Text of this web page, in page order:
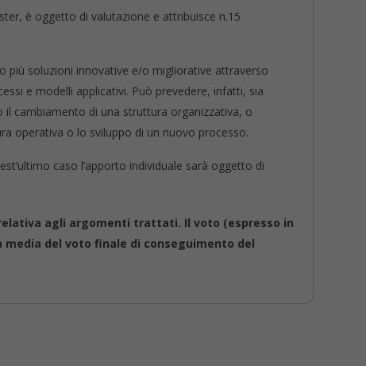
è oggetto di valutazione e attribuisce n.15
più soluzioni innovative e/o migliorative attraverso
e modelli applicativi. Può prevedere, infatti, sia
il cambiamento di una struttura organizzativa, o
operativa o lo sviluppo di un nuovo processo.
caso l’apporto individuale sarà oggetto di
agli argomenti trattati. Il voto (espresso in
del voto finale di conseguimento del